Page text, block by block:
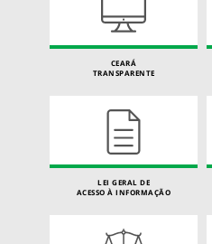
CEARÁ
TRANSPARENTE
LEI GERAL DE
ACESSO À INFORMAÇÃO